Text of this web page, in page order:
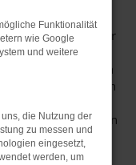
die eintägige
in Pforzheim oder
Hierdurch
einem Neuwagen
existiert offiziell ein
Hand, profitieren
gefahren wurde.
Funktionalität
wie Google
und weitere
die Nutzung der
zu messen und
eingesetzt,
werden, um